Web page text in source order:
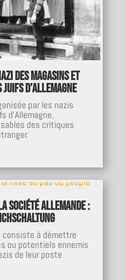
des magasins et
d’Allemagne
par les nazis
d'Allemagne,
des critiques
société allemande :
consiste à démettre
ou potentiels ennemis
de leur poste